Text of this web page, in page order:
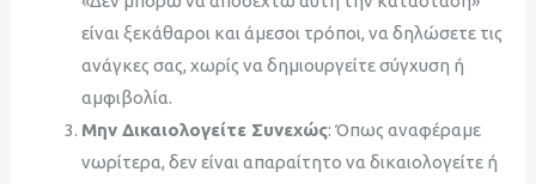
είναι ξεκάθαροι και άμεσοι τρόποι, να δηλώσετε τις
ανάγκες σας, χωρίς να δημιουργείτε σύγχυση ή
αμφιβολία.
Μην Δικαιολογείτε Συνεχώς: Όπως αναφέραμε
νωρίτερα, δεν είναι απαραίτητο να δικαιολογείτε ή